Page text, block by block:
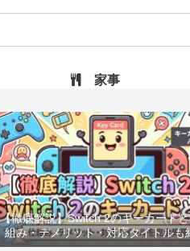
家事
【徹底解説】Switch 2のキーカード
組み・デメリット・対応タイトルも